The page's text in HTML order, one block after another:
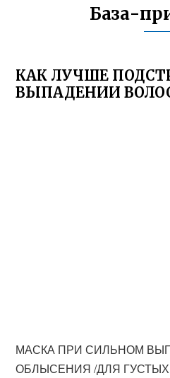
База-
КАК ЛУЧШЕ
ВЫПАДЕНИИ
МАСКА ПРИ СИЛЬНОМ
ОБЛЫСЕНИЯ /ДЛЯ